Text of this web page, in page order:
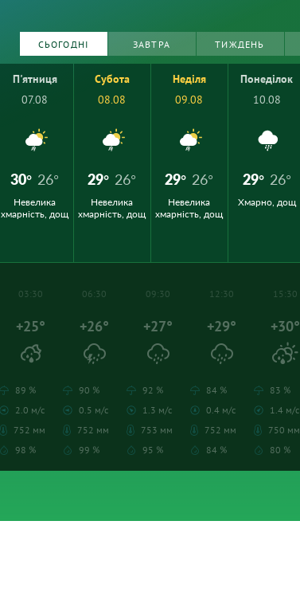
СЬОГОДНІ ЗАВТРА ТИЖДЕНЬ
П'ятниця
07.08
30° 26°
Невелика
хмарність, дощ
Субота
08.08
29° 26°
Невелика
хмарність, дощ
Неділя
09.08
29° 26°
Невелика
хмарність, дощ
Понеділок
10.08
29° 26°
Хмарно, дощ
03:30
+25°
89 %
2.0 м/с
752 мм
98 %
06:30
+26°
90 %
0.5 м/с
752 мм
99 %
09:30
+27°
92 %
1.3 м/с
753 мм
95 %
12:30
+29°
84 %
0.4 м/с
752 мм
84 %
15:30
+30°
83 %
1.4 м/с
750 мм
80 %